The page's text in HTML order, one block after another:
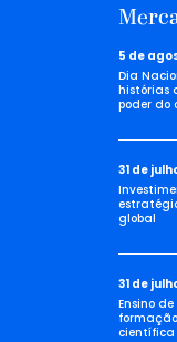
5 de
Dia
histórias
poder do
31 de
global
31 de
Ensino
científica